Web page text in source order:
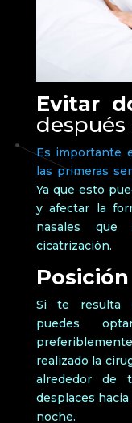
Evitar
Es importante
las primeras
Ya que esto
y afectar la
nasales
cicatrización.
Si te resulta
puedes
realizado la
alrededor de
desplaces
noche.